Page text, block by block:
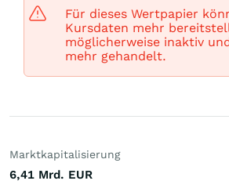
Für dieses Wertpapier
Kursdaten mehr
möglicherweise inaktiv
mehr gehandelt.
Marktkapitalisierung
6,41 Mrd. EUR